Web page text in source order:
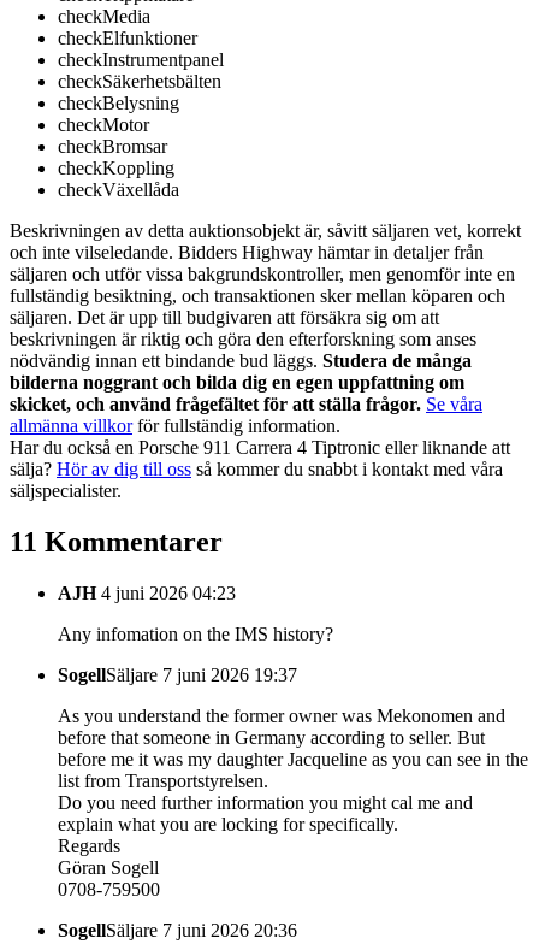
checkMedia
checkElfunktioner
checkInstrumentpanel
checkSäkerhetsbälten
checkBelysning
checkMotor
checkBromsar
checkKoppling
checkVäxellåda
Beskrivningen av detta auktionsobjekt är, såvitt säljaren vet, korrekt
och inte vilseledande. Bidders Highway hämtar in detaljer från
säljaren och utför vissa bakgrundskontroller, men genomför inte en
fullständig besiktning, och transaktionen sker mellan köparen och
säljaren. Det är upp till budgivaren att försäkra sig om att
beskrivningen är riktig och göra den efterforskning som anses
nödvändig innan ett bindande bud läggs. Studera de många
bilderna noggrant och bilda dig en egen uppfattning om
skicket, och använd frågefältet för att ställa frågor. Se våra
allmänna villkorför fullständig information.
Har du också en Porsche 911 Carrera 4 Tiptronic eller liknande att
sälja? Hör av dig till oss så kommer du snabbt i kontakt med våra
säljspecialister.
11 Kommentarer
AJH4 juni 2026 04:23
Any infomation on the IMS history?
SogellSäljare 7 juni 2026 19:37
As you understand the former owner was Mekonomen and
before that someone in Germany according to seller. But
before me it was my daughter Jacqueline as you can see in the
list from Transportstyrelsen.
Do you need further information you might cal me and
explain what you are locking for specifically.
Regards
Göran Sogell
0708-759500
SogellSäljare 7 juni 2026 20:36